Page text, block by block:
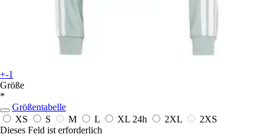
+-1
Größe
*
Größentabelle
XS
S M L XL 24h 2XL
2XS
Dieses Feld ist erforderlich